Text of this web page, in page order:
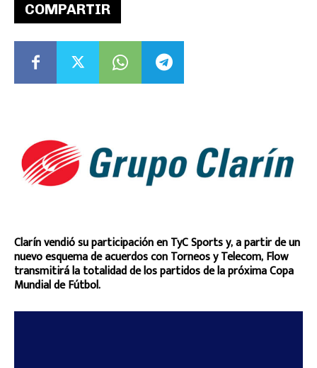
COMPARTIR
Clarín vendió su participación en TyC Sports y, a partir de un
nuevo esquema de acuerdos con Torneos y Telecom, Flow
transmitirá la totalidad de los partidos de la próxima Copa
Mundial de Fútbol.